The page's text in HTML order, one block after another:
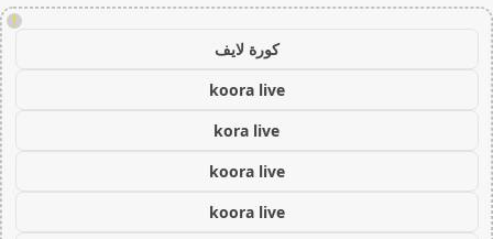
!
كورة لايف
koora live
kora live
koora live
koora live